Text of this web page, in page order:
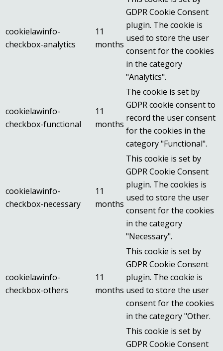
cookielawinfo-
checkbox-analytics
11
months
GDPR Cookie Consent
plugin. The cookie is
used to store the user
consent for the cookies
in the category
"Analytics".
cookielawinfo-
checkbox-functional
11
months
The cookie is set by
GDPR cookie consent to
record the user consent
for the cookies in the
category "Functional".
cookielawinfo-
checkbox-necessary
11
months
This cookie is set by
GDPR Cookie Consent
plugin. The cookies is
used to store the user
consent for the cookies
in the category
"Necessary".
cookielawinfo-
checkbox-others
11
months
This cookie is set by
GDPR Cookie Consent
plugin. The cookie is
used to store the user
consent for the cookies
in the category "Other.
This cookie is set by
GDPR Cookie Consent